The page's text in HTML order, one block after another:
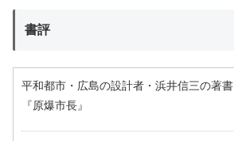
書評
平和都市・広島の設計者・浜井信三の著書
『原爆市長』